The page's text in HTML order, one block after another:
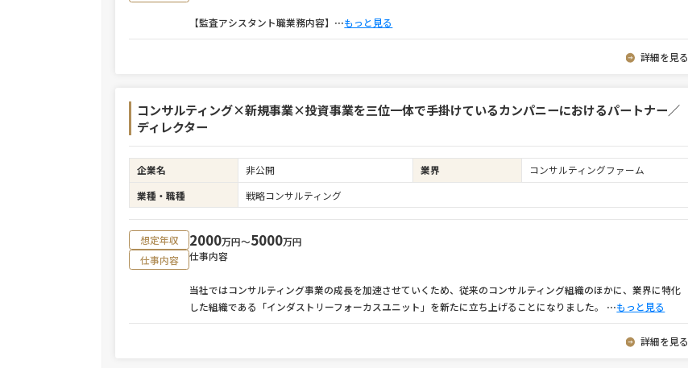
【監査アシスタント職業務内容】 ⋯もっと見る
詳細を見る
コンサルティング×新規事業×投資事業を三位一体で手掛けているカンパニーにおけるパートナー／
ディレクター
企業名 非公開 業界
コンサルティングファーム
業種・職種
戦略コンサルティング
想定年収 2000万円〜5000万円
仕事内容
仕事内容
当社ではコンサルティング事業の成長を加速させていくため、従来のコンサルティング組織のほかに、業界に特化
した組織である「インダストリーフォーカスユニット」を新たに立ち上げることになりました。 ⋯もっと見る
詳細を見る